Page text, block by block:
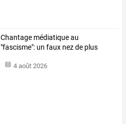
Chantage médiatiqueau
"fascisme": un faux nezde plus
4 août 2026